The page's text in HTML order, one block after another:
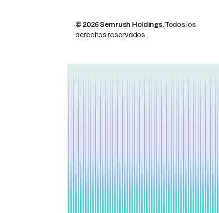
© 2026 Semrush Holdings.Todos los
derechos reservados.